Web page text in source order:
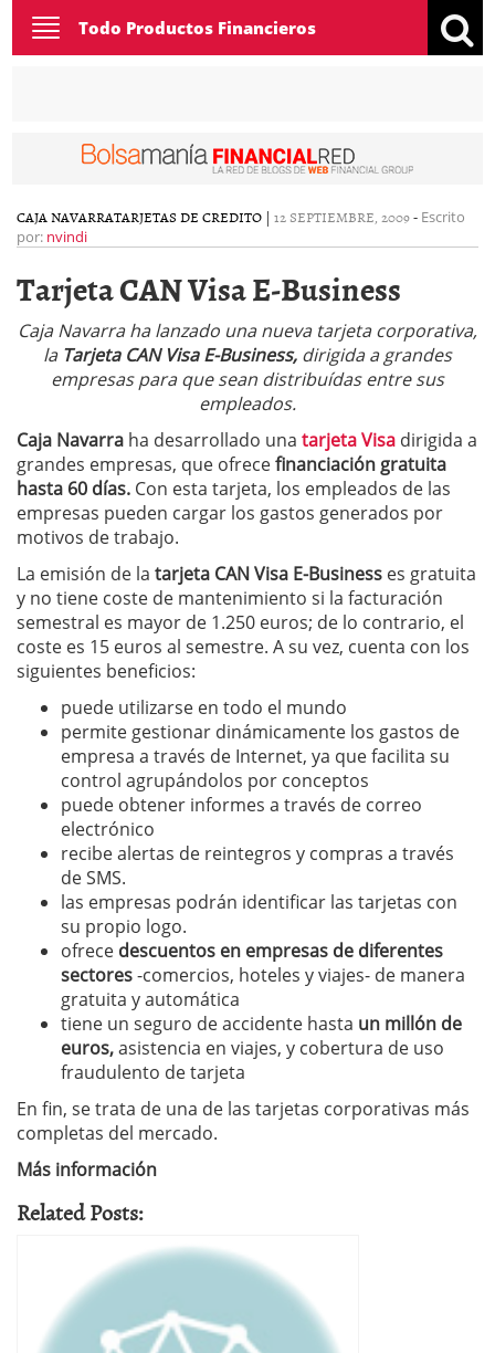
Toggle
navigation
Todo Productos Financieros
CAJA NAVARRATARJETAS DE CREDITO | 12 SEPTIEMBRE, 2009- Escrito
por: nvindi
Tarjeta CAN Visa E-Business
Caja Navarra ha lanzado una nueva tarjeta corporativa,
la Tarjeta CAN Visa E-Business, dirigida a grandes
empresas para que sean distribuídas entre sus
empleados.
Caja Navarra ha desarrollado una tarjeta Visa dirigida a
grandes empresas, que ofrecefinanciación gratuita
hasta 60 días. Con esta tarjeta, los empleados de las
empresas pueden cargar los gastos generados por
motivos de trabajo.
La emisión de la tarjeta CAN Visa E-Business es gratuita
y no tiene coste de mantenimiento si la facturación
semestral es mayor de 1.250 euros; de lo contrario, el
coste es 15 euros al semestre. A su vez, cuenta con los
siguientes beneficios:
puede utilizarse en todo el mundo
permite gestionar dinámicamente los gastos de
empresa a través de Internet, ya que facilita su
control agrupándolos por conceptos
puede obtener informes a través de correo
electrónico
recibe alertas de reintegros y compras a través
de SMS.
las empresas podrán identificar las tarjetas con
su propio logo.
ofrece descuentos en empresas de diferentes
sectores-comercios, hoteles y viajes- de manera
gratuita y automática
tiene un seguro de accidente hasta un millón de
euros,asistencia en viajes, y cobertura de uso
fraudulento de tarjeta
En fin, se trata de una de las tarjetas corporativas más
completas del mercado.
Más información
Related Posts: